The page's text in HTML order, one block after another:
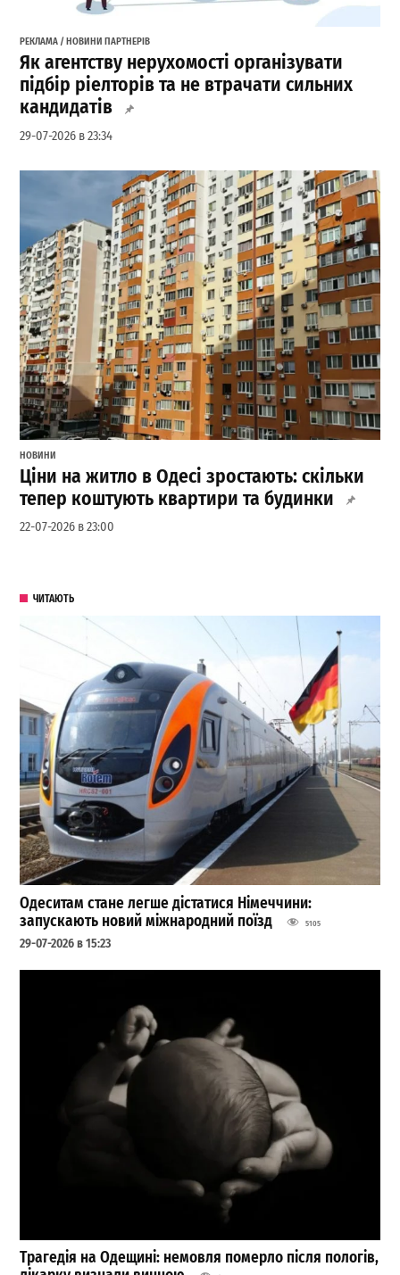
РЕКЛАМА / НОВИНИ ПАРТНЕРІВ
Як агентству нерухомості організувати
підбір ріелторів та не втрачати сильних
кандидатів
29-07-2026 в 23:34
НОВИНИ
Ціни на житло в Одесі зростають: скільки
тепер коштують квартири та будинки
22-07-2026 в 23:00
ЧИТАЮТЬ
Одеситам стане легше дістатися Німеччини:
запускають новий міжнародний поїзд
5105
29-07-2026 в 15:23
Трагедія на Одещині: немовля померло після пологів,